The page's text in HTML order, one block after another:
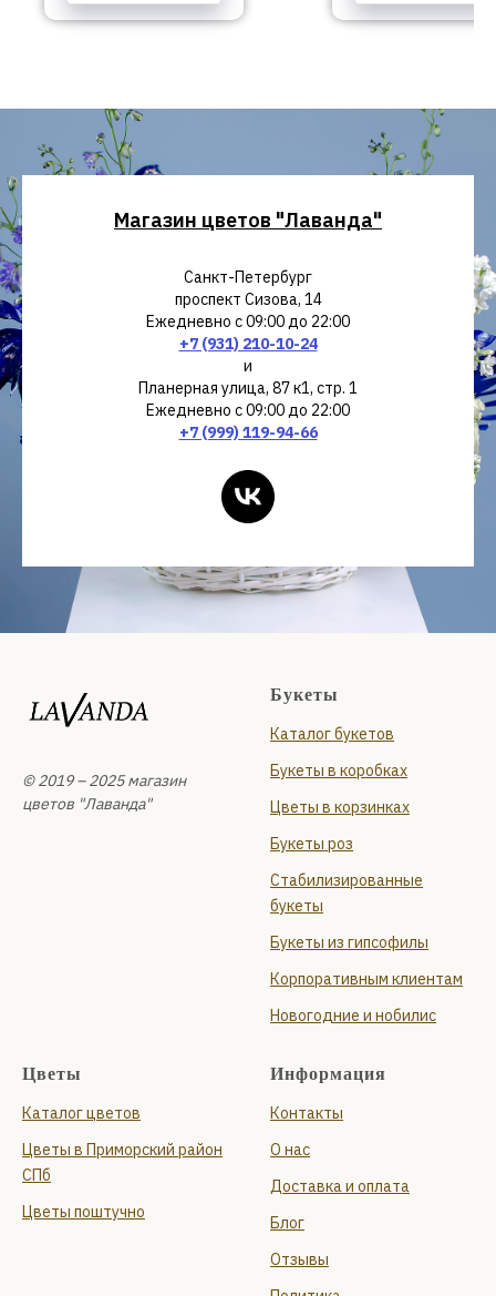
Магазин цветов "Лаванда"
Санкт-Петербург
проспект Сизова, 14
Ежедневно с 09:00 до 22:00
+7 (931) 210-10-24
и
Планерная улица, 87 к1, стр. 1
Ежедневно с 09:00 до 22:00
+7 (999) 119-94-66
© 2019 – 2025 магазин
цветов "Лаванда"
Букеты
Каталог букетов
Букеты в коробках
Цветы в корзинках
Букеты роз
Стабилизированные
букеты
Букеты из гипсофилы
Корпоративным клиентам
Новогодние и нобилис
Цветы
Каталог цветов
Цветы в Приморский район
СПб
Цветы поштучно
Информация
Контакты
О нас
Доставка и оплата
Блог
Отзывы